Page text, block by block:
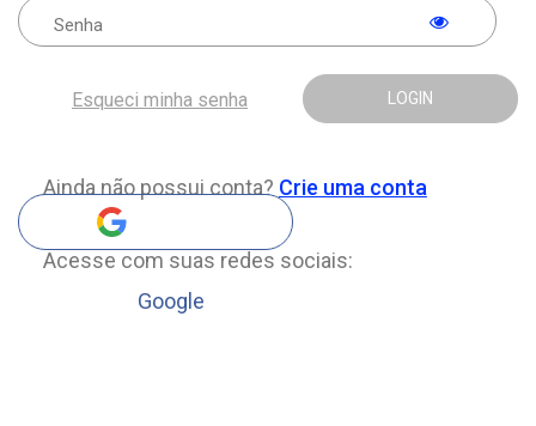
LOGIN
Esqueci minha senha
Ainda não possui conta? Crie uma conta
Acesse com suas redes sociais:
Google